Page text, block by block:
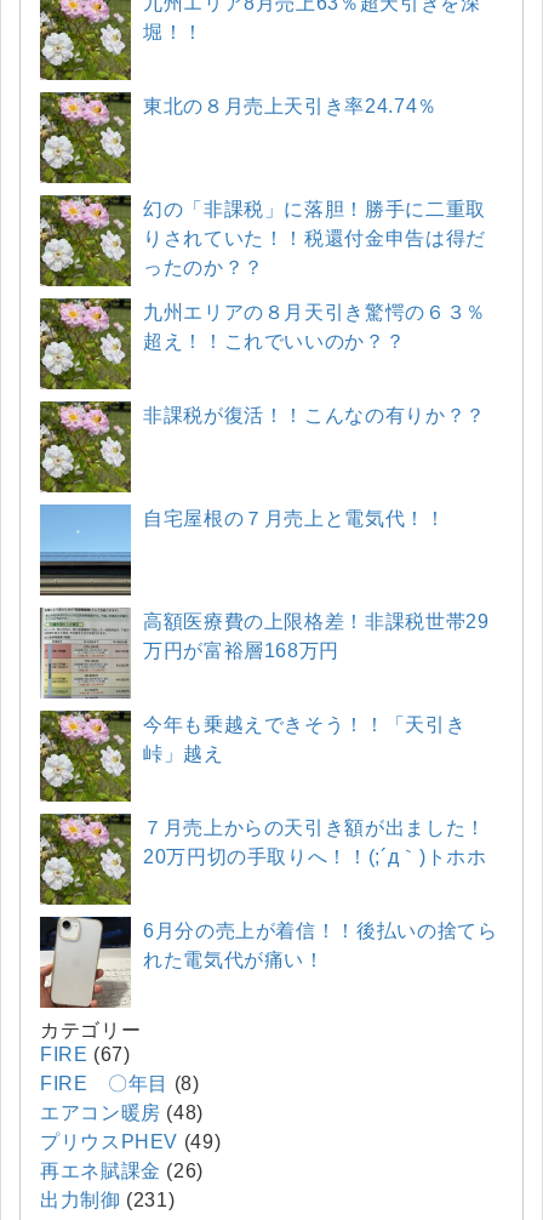
堀！！
東北の８月売上天引き率24.74％
幻の「非課税」に落胆！勝手に二重取
りされていた！！税還付金申告は得だ
ったのか？？
九州エリアの８月天引き驚愕の６３％
超え！！これでいいのか？？
非課税が復活！！こんなの有りか？？
自宅屋根の７月売上と電気代！！
高額医療費の上限格差！非課税世帯29
万円が富裕層168万円
今年も乗越えできそう！！「天引き
峠」越え
７月売上からの天引き額が出ました！
20万円切の手取りへ！！(;´д｀)トホホ
6月分の売上が着信！！後払いの捨てら
れた電気代が痛い！
カテゴリー
FIRE (67)
FIRE 〇年目
(8)
エアコン暖房 (48)
プリウスPHEV (49)
再エネ賦課金 (26)
出力制御 (231)